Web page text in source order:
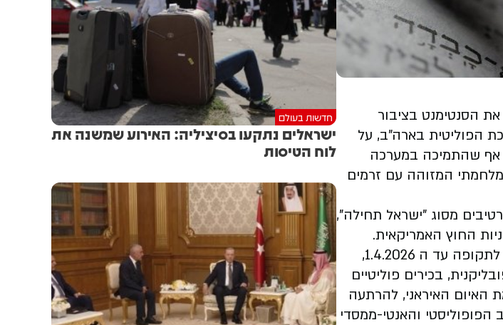
הסנטימנט בציבור
הפוליטית בארה"ב, על
אף שהתמיכה במערכה
המזוהה עם זרמים
מסוג "ישראל תחילה",
לפי ממצאי הדו"ח של משרד התפוצות והמאבק באנטישמיות, המתייחס לתקופה עד ה 1.4.2026,
בכירים פוליטיים
האיום האיראני, להרתעה
והאנטי-ממסדי
חדשות בעולם
ישראלים נתקעו בסיציליה: האירוע שמשנה את
לוח הטיסות